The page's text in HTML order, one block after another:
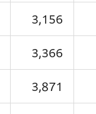
3,156
3,366
3,871